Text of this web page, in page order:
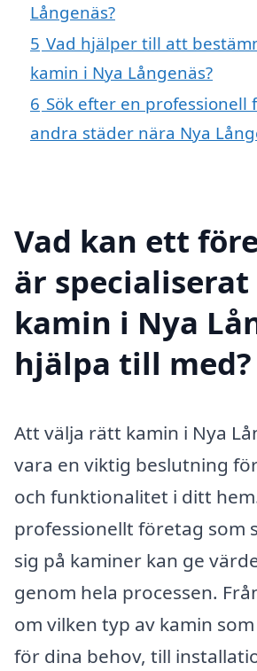
Långenäs?
5 Vad hjälper till att
kamin i Nya Långenäs?
6 Sök efter en professionell
andra städer nära Nya
Vad kan ett
är specialiserat
kamin i Nya
hjälpa till med?
Att välja rätt kamin i Nya
vara en viktig beslutning
och funktionalitet i ditt
professionellt företag som
sig på kaminer kan ge
genom hela processen.
om vilken typ av kamin
för dina behov, till